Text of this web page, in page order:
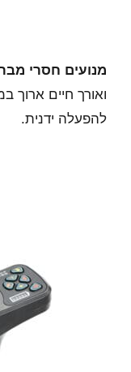
מנועים חסרי
ואורך חיים ארוך
להפעלה ידנית.